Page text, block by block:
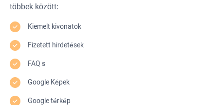
többek között:
Kiemelt kivonatok
Fizetett hirdetések
FAQ s
Google Képek
Google térkép